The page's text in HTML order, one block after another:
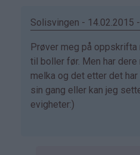
mette
bekreftet)
Solisvingen - 14.02.2015
Som
svar
på
av
Elinda
Prøver meg på
til boller før. Men har
melka og det etter det
sin gang eller kan jeg
evigheter:)